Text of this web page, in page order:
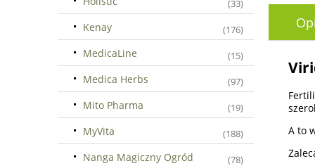
(33)
Kenay (176)
MedicaLine (15)
Medica Herbs (97)
Mito Pharma (19)
MyVita (188)
Nanga Magiczny Ogród (78)
A to